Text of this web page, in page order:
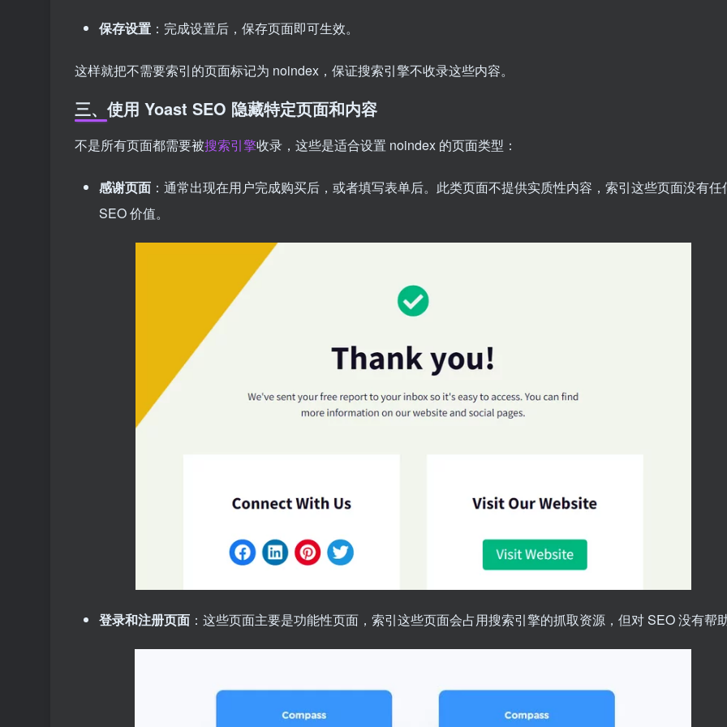
保存设置 ：完成设置后，保存页面即可生效。
这样就把不需要索引的页面标记为 noindex，保证搜索引擎不收录这些内容。
三、使用 Yoast SEO 隐藏特定页面和内容
不是所有页面都需要被搜索引擎收录，这些是适合设置 noindex 的页面类型：
感谢页面 ：通常出现在用户完成购买后，或者填写表单后。此类页面不提供实质性内容，索引这些页面没有任
SEO 价值。
登录和注册页面 ：这些页面主要是功能性页面，索引这些页面会占用搜索引擎的抓取资源，但对 SEO 没有帮